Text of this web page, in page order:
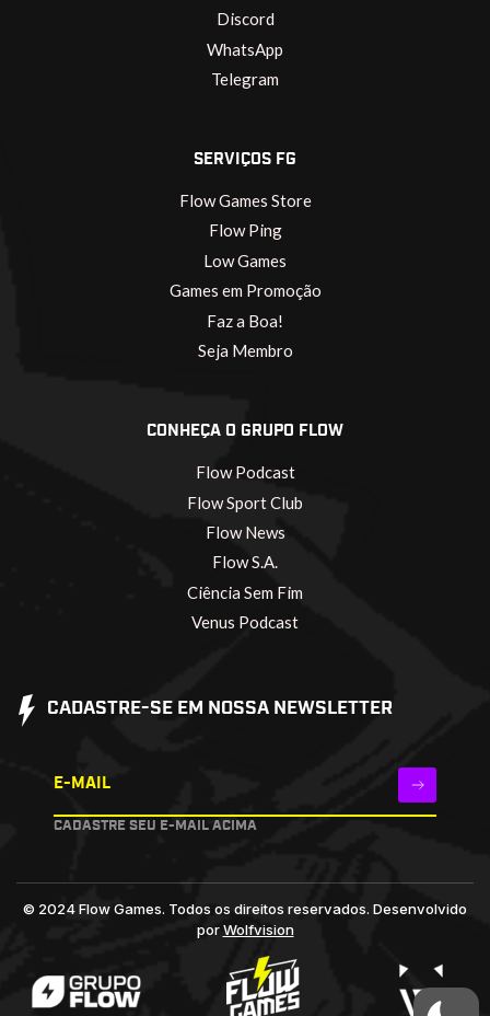
Discord
WhatsApp
Telegram
SERVIÇOS FG
Flow Games Store
Flow Ping
Low Games
Games em Promoção
Faz a Boa!
Seja Membro
CONHEÇA O GRUPO FLOW
Flow Podcast
Flow Sport Club
Flow News
Flow S.A.
Ciência Sem Fim
Venus Podcast
CADASTRE-SE EM NOSSA NEWSLETTER
E-MAIL
CADASTRE SEU E-MAIL ACIMA
© 2024 Flow Games. Todos os direitos reservados. Desenvolvido
porWolfvision